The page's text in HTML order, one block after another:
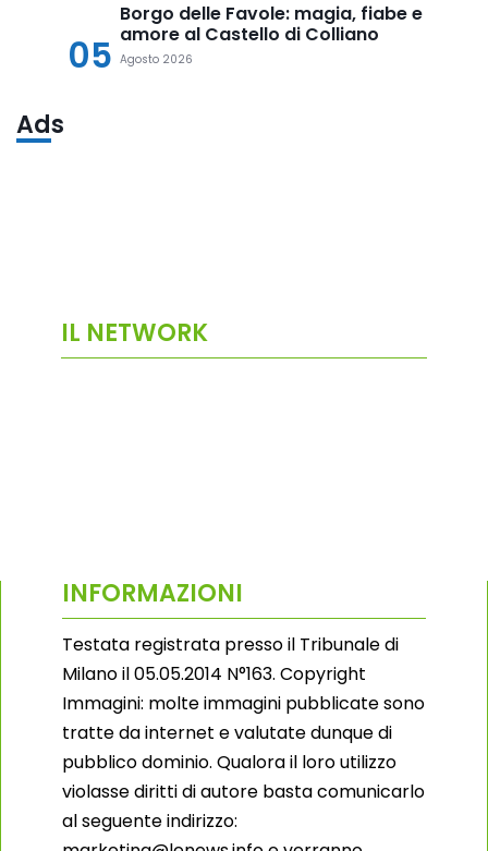
05
Borgo delle Favole: magia, fiabe e
amore al Castello di Colliano
Agosto 2026
Ads
IL NETWORK
INFORMAZIONI
Testata registrata presso il Tribunale di
Milano il 05.05.2014 N°163. Copyright
Immagini: molte immagini pubblicate sono
tratte da internet e valutate dunque di
pubblico dominio. Qualora il loro utilizzo
violasse diritti di autore basta comunicarlo
al seguente indirizzo: